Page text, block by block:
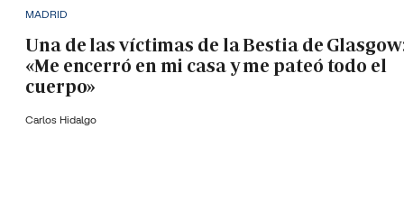
MADRID
Una de las víctimas de la Bestia de
«Me encerró en mi casa y me pateó todo el
cuerpo»
Carlos Hidalgo